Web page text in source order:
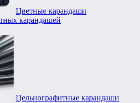
Цветные карандаши
карандашей
Цельнографитные карандаши